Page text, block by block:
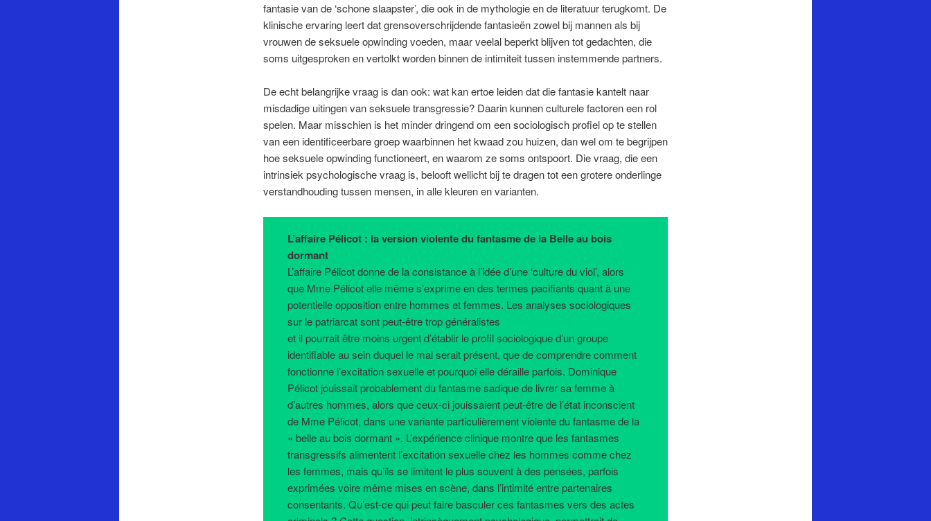
fantasie van de ‘schone slaapster’, die ook in de mythologie en de literatuur terugkomt. De
klinische ervaring leert dat grensoverschrijdende fantasieën zowel bij mannen als bij
vrouwen de seksuele opwinding voeden, maar veelal beperkt blijven tot gedachten, die
soms uitgesproken en vertolkt worden binnen de intimiteit tussen instemmende partners.
De echt belangrijke vraag is dan ook: wat kan ertoe leiden dat die fantasie kantelt naar
misdadige uitingen van seksuele transgressie? Daarin kunnen culturele factoren een rol
spelen. Maar misschien is het minder dringend om een sociologisch profiel op te stellen
van een identificeerbare groep waarbinnen het kwaad zou huizen, dan wel om te begrijpen
hoe seksuele opwinding functioneert, en waarom ze soms ontspoort. Die vraag, die een
intrinsiek psychologische vraag is, belooft wellicht bij te dragen tot een grotere onderlinge
verstandhouding tussen mensen, in alle kleuren en varianten.
L’affaire Pélicot : la version violente du fantasme de la Belle au bois
dormant
L’affaire Pélicot donne de la consistance à l’idée d’une ‘culture du viol’, alors
que Mme Pélicot elle même s’exprime en des termes pacifiants quant à une
potentielle opposition entre hommes et femmes. Les analyses sociologiques
sur le patriarcat sont peut-être trop généralistes
et il pourrait être moins urgent d’établir le profil sociologique d’un groupe
identifiable au sein duquel le mal serait présent, que de comprendre comment
fonctionne l’excitation sexuelle et pourquoi elle déraille parfois. Dominique
Pélicot jouissait probablement du fantasme sadique de livrer sa femme à
d’autres hommes, alors que ceux-ci jouissaient peut-être de l’état inconscient
de Mme Pélicot, dans une variante particulièrement violente du fantasme de la
« belle au bois dormant ». L’expérience clinique montre que les fantasmes
transgressifs alimentent l’excitation sexuelle chez les hommes comme chez
les femmes, mais qu’ils se limitent le plus souvent à des pensées, parfois
exprimées voire même mises en scène, dans l’intimité entre partenaires
consentants. Qu’est-ce qui peut faire basculer ces fantasmes vers des actes